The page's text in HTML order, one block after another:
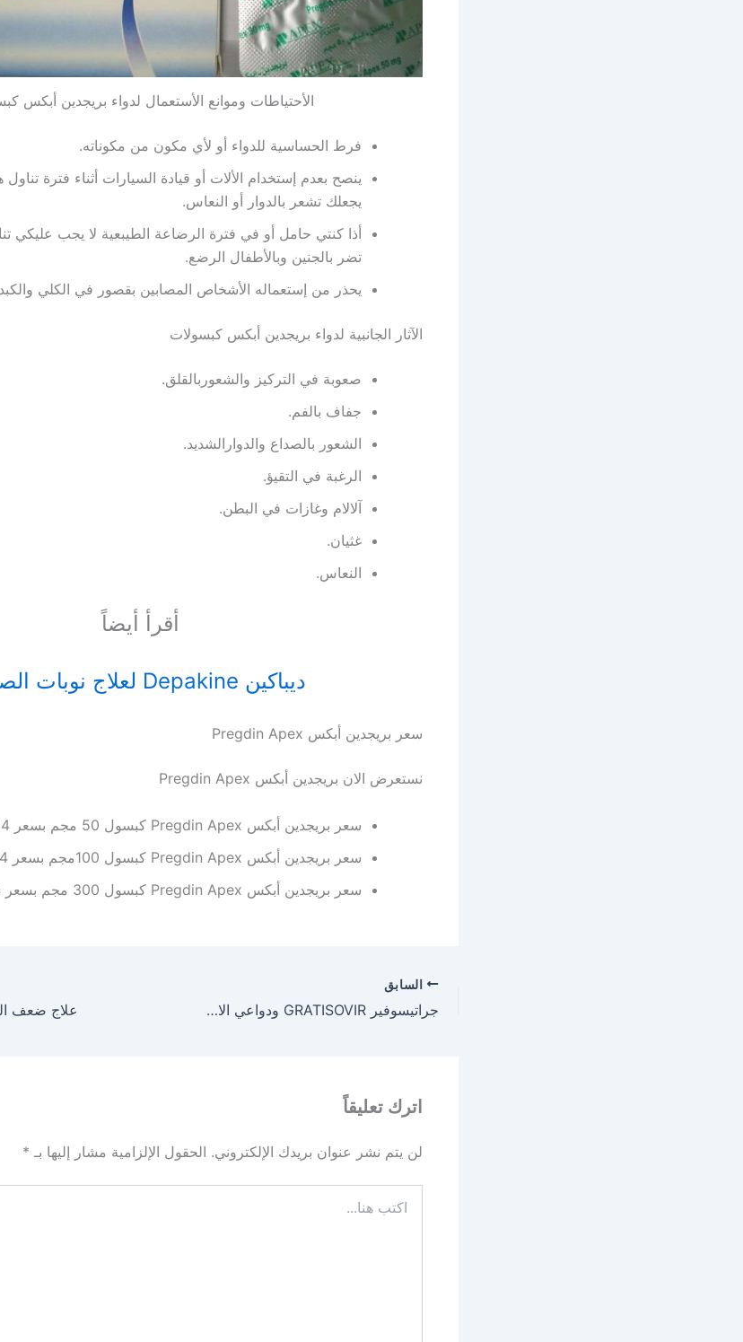
الأحتياطات وموانع الأستعمال لدواء بريجدين أبكس
فرط الحساسية للدواء أو لأي مكون من مكوناته.
ينصح بعدم إستخدام الألات أو قيادة السيارات أثناء فترة تناول
يجعلك تشعر بالدوار أو النعاس.
أذا كنتي حامل أو في فترة الرضاعة الطيبعية لا يجب عليكي
تضر بالجنين وبالأطفال الرضع.
يحذر من إستعماله الأشخاص المصابين بقصور في الكلي
الآثار الجانبية لدواء بريجدين أبكس كبسولات
صعوبة في التركيز والشعوربالقلق.
جفاف بالفم.
الشعور بالصداع والدوارالشديد.
الرغبة في التقيؤ.
آلالام وغازات في البطن.
غثيان.
النعاس.
أقرأ أيضاً
ديباكين Depakine لعلاج نوبات الصرع
سعر بريجدين أبكس Pregdin Apex
نستعرض الان بريجدين أبكس Pregdin Apex
سعر بريجدين أبكس Pregdin Apex كبسول 50 مجم بسعر 64 جنيه
سعر بريجدين أبكس Pregdin Apex كبسول 100مجم بسعر 84 جنيه
سعر بريجدين أبكس Pregdin Apex كبسول 300 مجم بسعر 134 جنيه
السابق
جراتيسوفير GRATISOVIR ودواعي الاستعمال والآثار الجانبية
اترك تعليقاً
لن يتم نشر عنوان بريدك الإلكتروني. الحقول الإلزامية مشار إليها بـ *
هنا...